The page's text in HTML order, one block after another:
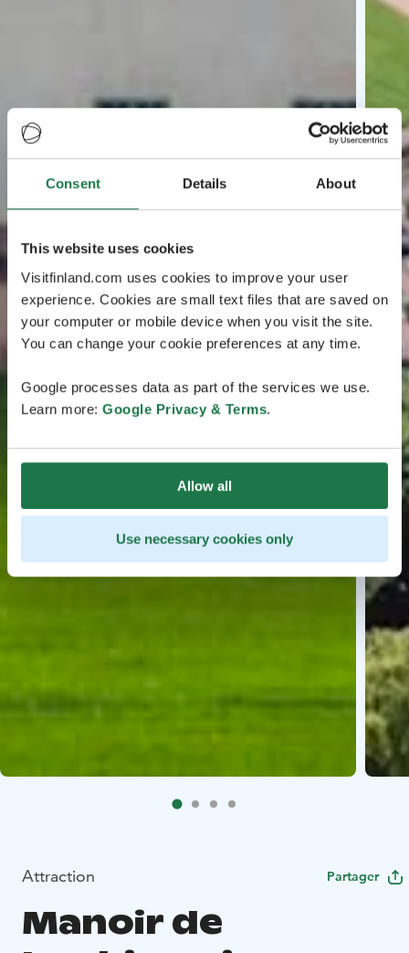
Consent Details About
This website uses cookies
Visitfinland.com uses cookies to improve your user
experience. Cookies are small text files that are saved on
your computer or mobile device when you visit the site.
You can change your cookie preferences at any time.
Google processes data as part of the services we use.
Learn more: Google Privacy & Terms.
Allow all
Use necessary cookies only
Attraction Partager
Manoir de